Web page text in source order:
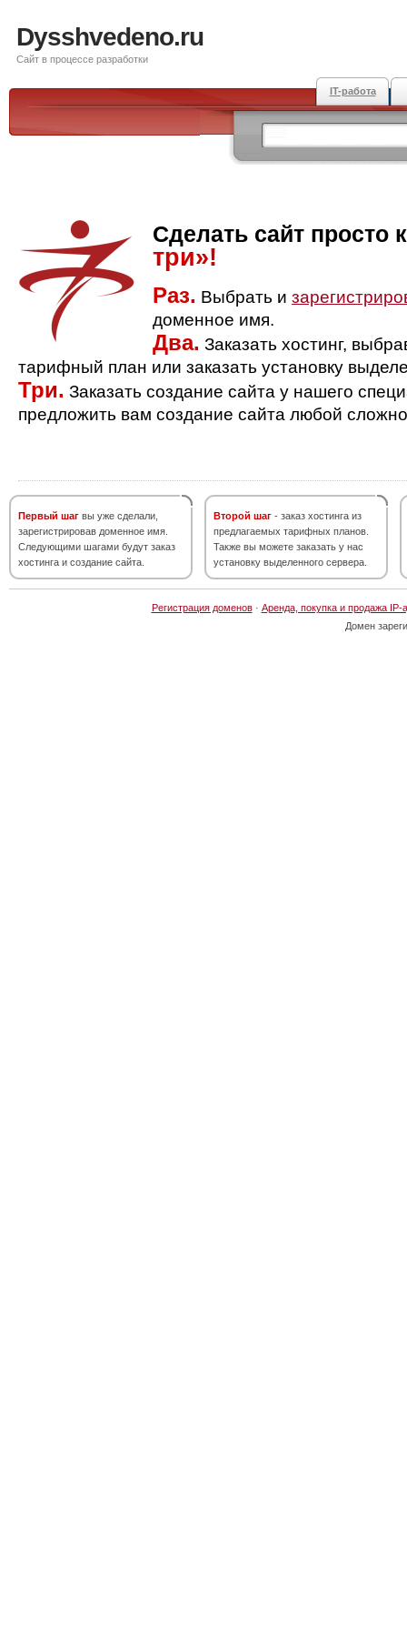
Dysshvedeno.ru
Сайт в процессе разработки
IT-работа
Сделать сайт просто
три»!
Раз. Выбрать и
доменное имя.
Два. Заказать хостинг,
тарифный план или заказать установку
Три. Заказать создание сайта у нашего
предложить вам создание сайта любой
Первый шаг вы уже сделали,
зарегистрировав доменное имя.
Следующими шагами будут заказ
хостинга и создание сайта.
Второй шаг - заказ хостинга из
предлагаемых тарифных планов.
Также вы можете заказать у нас
установку выделенного сервера.
Регистрация доменов· Аренда, покупка и продажа IP-
Домен